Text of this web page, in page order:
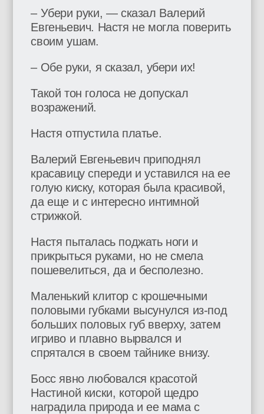
– Убери руки, — сказал Валерий
Евгеньевич. Настя не могла поверить
своим ушам.
– Обе руки, я сказал, убери их!
Такой тон голоса не допускал
возражений.
Настя отпустила платье.
Валерий Евгеньевич приподнял
красавицу спереди и уставился на ее
голую киску, которая была красивой,
да еще и с интересно интимной
стрижкой.
Настя пыталась поджать ноги и
прикрыться руками, но не смела
пошевелиться, да и бесполезно.
Маленький клитор с крошечными
половыми губками высунулся из-под
больших половых губ вверху, затем
игриво и плавно вырвался и
спрятался в своем тайнике внизу.
Босс явно любовался красотой
Настиной киски, которой щедро
наградила природа и ее мама с